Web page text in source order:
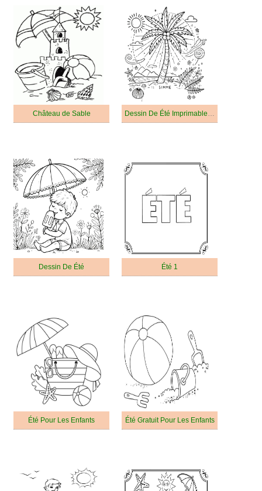
Château de Sable Dessin De Été Imprimable Pour Les Enfants
Dessin De Été Été 1
Été Pour Les Enfants Été Gratuit Pour Les Enfants